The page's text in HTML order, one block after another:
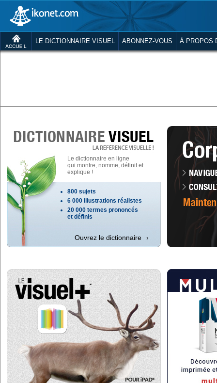
LE DICTIONNAIRE VISUEL ABONNEZ-VOUS À PROPOS
Ouvrez le dictionnaire ›
Le dictionnaire en ligne
qui montre, nomme, définit et
explique !
800 sujets
6 000 illustrations réalistes
20 000 termes prononcés
et définis